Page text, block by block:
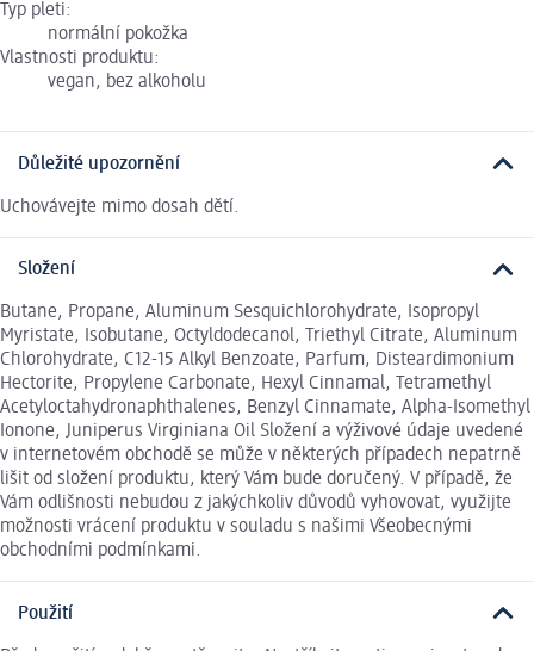
Typ pleti:
normální pokožka
Vlastnosti produktu:
vegan, bez alkoholu
Důležité upozornění
Uchovávejte mimo dosah dětí.
Složení
Butane, Propane, Aluminum Sesquichlorohydrate, Isopropyl
Myristate, Isobutane, Octyldodecanol, Triethyl Citrate, Aluminum
Chlorohydrate, C12-15 Alkyl Benzoate, Parfum, Disteardimonium
Hectorite, Propylene Carbonate, Hexyl Cinnamal, Tetramethyl
Acetyloctahydronaphthalenes, Benzyl Cinnamate, Alpha-Isomethyl
Ionone, Juniperus Virginiana Oil Složení a výživové údaje uvedené
v internetovém obchodě se může v některých případech nepatrně
lišit od složení produktu, který Vám bude doručený. V případě, že
Vám odlišnosti nebudou z jakýchkoliv důvodů vyhovovat, využijte
možnosti vrácení produktu v souladu s našimi Všeobecnými
obchodními podmínkami.
Použití